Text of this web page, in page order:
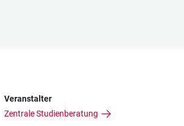
Veranstalter
Zentrale Studienberatung